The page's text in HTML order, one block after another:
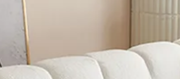
【1人掛け～5
【1人掛け～5〜